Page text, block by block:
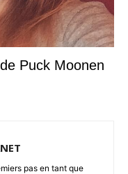
Puck Moonen
pas en tant que